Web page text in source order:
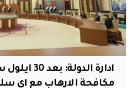
ادارة
مكافحة الارهاب مع اي